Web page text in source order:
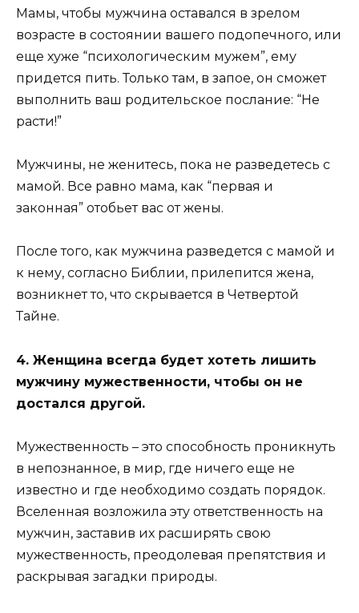
Мамы, чтобы мужчина оставался в зрелом
возрасте в состоянии вашего подопечного, или
еще хуже “психологическим мужем”, ему
придется пить. Только там, в запое, он сможет
выполнить ваш родительское послание: “Не
расти!”
Мужчины, не женитесь, пока не разведетесь с
мамой. Все равно мама, как “первая и
законная” отобьет вас от жены.
После того, как мужчина разведется с мамой и
к нему, согласно Библии, прилепится жена,
возникнет то, что скрывается в Четвертой
Тайне.
4. Женщина всегда будет хотеть лишить
мужчину мужественности, чтобы он не
достался другой.
Мужественность – это способность проникнуть
в непознанное, в мир, где ничего еще не
известно и где необходимо создать порядок.
Вселенная возложила эту ответственность на
мужчин, заставив их расширять свою
мужественность, преодолевая препятствия и
раскрывая загадки природы.